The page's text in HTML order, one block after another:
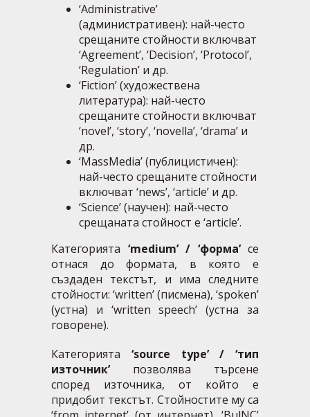
‘Аdministrative’
(административен): най-често
срещаните стойности включват
‘Agreement’, ‘Decision’, ‘Protocol’,
‘Regulation’ и др.
‘Fiction’ (художествена
литература): най-често
срещаните стойности включват
‘novel’, ‘story’, ‘novella’, ‘drama’ и
др.
‘MassMedia’ (публицистичен):
най-често срещаните стойности
включват ‘news’, ‘article’ и др.
‘Science’ (научен): най-често
срещаната стойност e ‘article’.
Категорията ‘medium’ / ‘форма’се
отнася до формата, в която е
създаден текстът, и има следните
стойности: ‘written’ (писмена), ‘spoken’
(устна) и ‘written speech’ (устна за
говорене).
Категорията ‘source type’ / ‘тип
източник’позволява търсене
според източника, от който е
придобит текстът. Стойностите му са